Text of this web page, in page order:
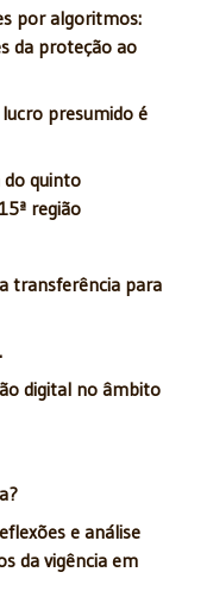
por algoritmos:
da proteção ao
presumido é
do quinto
região
transferência para
digital no âmbito
e análise
da vigência em